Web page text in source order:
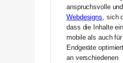
anspruchsvolle
Webdesigns , sich
dass die Inhalte
mobile als auch
Endgeräte
an verschiedenen